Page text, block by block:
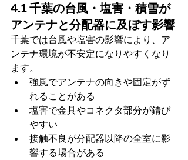
4.1 千葉の台風・塩害・積雪が
アンテナと分配器に及ぼす影響
千葉では台風や塩害の影響により、ア
ンテナ環境が不安定になりやすくなり
ます。
強風でアンテナの向きや固定がず
れることがある
塩害で金具やコネクタ部分が錆び
やすい
接触不良が分配器以降の全室に影
響する場合がある